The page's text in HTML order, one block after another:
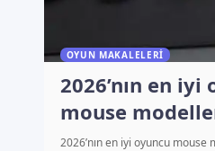
OYUN MAKALELERI
2026’nın en iyi
mouse
fiyatları
2026’nın en iyi oyuncu